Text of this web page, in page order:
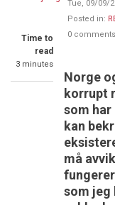
Time to
read
3 minutes
Tue, 09/09/
Posted in:
0 comments
Norge
korrupt
som
kan
må
som jeg